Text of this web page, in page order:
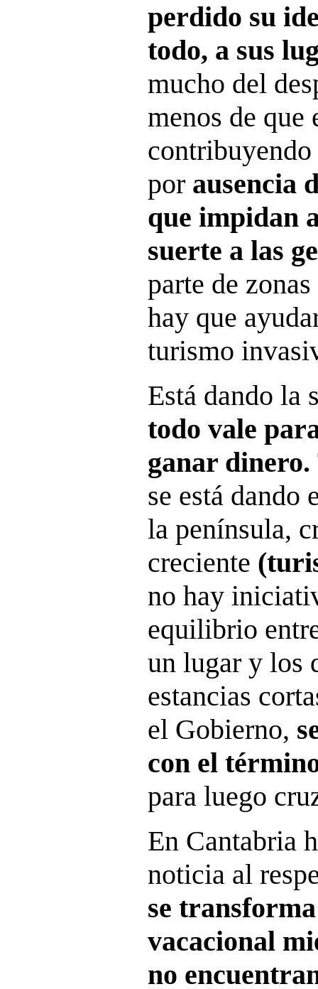
perdido su
todo, a sus
mucho del
menos de que
por ausencia
que impidan
suerte a las
parte de
hay que
turismo
Está dando la
todo vale
ganar dinero.
se está dando
la península,
creciente
no hay
equilibrio
un lugar y los
estancias
el Gobierno,
con el
para luego
En Cantabria
noticia al
se
vacacional
no